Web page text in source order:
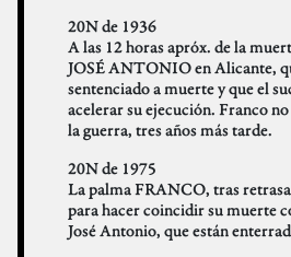
20N de 1936
A las 12 horas apróx. de la
JOSÉ ANTONIO en Alicante,
sentenciado a muerte y que el
acelerar su ejecución. Franco
la guerra, tres años más tarde.
20N de 1975
La palma FRANCO, tras
para hacer coincidir su muerte
José Antonio, que están